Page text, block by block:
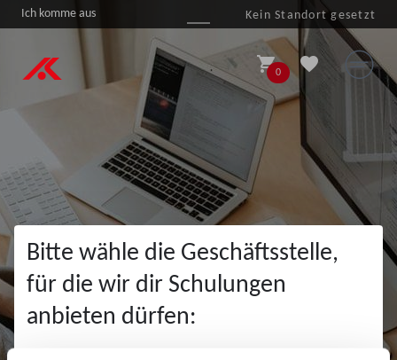
Ich komme aus Kein Standort gesetzt
0
shopping_cart favorite 
Bitte wähle die Geschäftsstelle,
für die wir dir Schulungen
anbieten dürfen:
Newsletter